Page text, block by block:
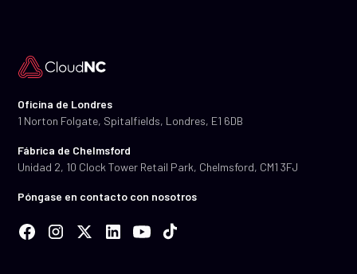
Oficina de Londres
1 Norton Folgate, Spitalfields, Londres, E1 6DB
Fábrica de Chelmsford
Unidad 2, 10 Clock Tower Retail Park, Chelmsford, CM1 3FJ
Póngase en contacto con nosotros